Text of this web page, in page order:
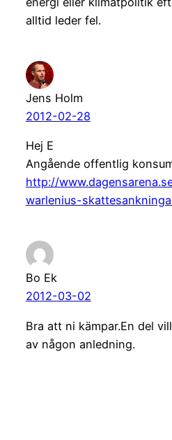
alltid leder fel.
Jens Holm
2012-02-28
Hej E
Angående offentlig
http://
warlenius-
Bo Ek
2012-03-02
Bra att ni kämpar.En del
av någon anledning.